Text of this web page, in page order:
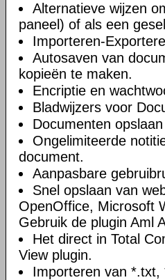
Alternatieve wijzen
paneel) of als een
Importeren-
Autosaven van
kopieën te maken.
Encriptie en
Bladwijzers voor
Documenten
Ongelimiteerde
document.
Aanpasbare
Snel opslaan van
OpenOffice, Microsoft
Gebruik de plugin Aml
Het direct in Total
View plugin.
Importeren van